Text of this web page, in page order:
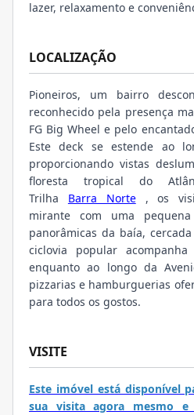
lazer, relaxamento e
LOCALIZAÇÃO
Pioneiros, um bairro
reconhecido pela presença
FG Big Wheel e pelo
Este deck se estende ao
proporcionando vistas
floresta tropical do
Trilha Barra Norte, os
mirante com uma
panorâmicas da baía,
ciclovia popular
enquanto ao longo da
pizzarias e hamburguerias
para todos os gostos.
VISITE
Este imóvel está disponível
sua visita agora mesmo e